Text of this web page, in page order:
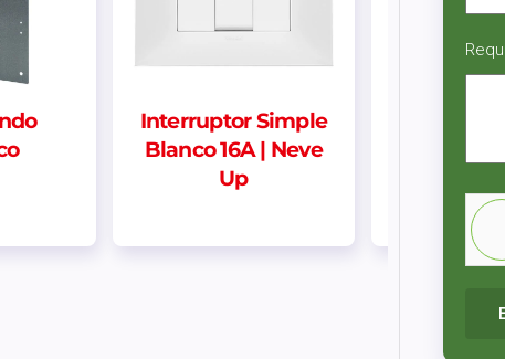
Interruptor Simple
Blanco 16A | Neve
Up